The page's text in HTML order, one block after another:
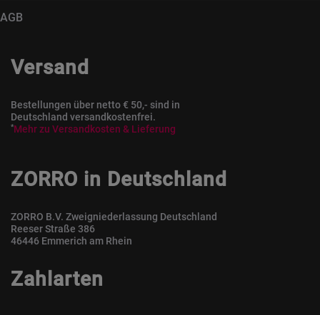
AGB
Versand
Bestellungen über netto € 50,- sind in
Deutschland versandkostenfrei.
*Mehr zu Versandkosten & Lieferung
ZORRO in Deutschland
ZORRO B.V. Zweigniederlassung Deutschland
Reeser Straße 386
46446 Emmerich am Rhein
Zahlarten